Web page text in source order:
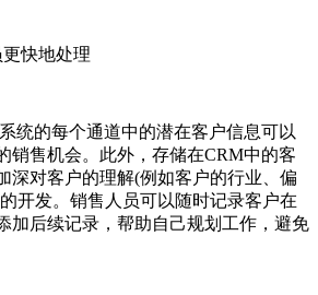
快地处理
的每个通道中的潜在客户信息可以
销售机会。此外，存储在CRM中的客
深对客户的理解(例如客户的行业、偏
开发。销售人员可以随时记录客户在
加后续记录，帮助自己规划工作，避免